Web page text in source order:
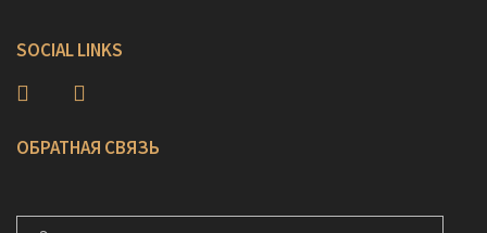
SOCIAL LINKS
ОБРАТНАЯ СВЯЗЬ